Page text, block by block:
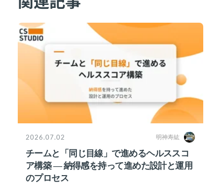
2026.07.02 明神寿紘
チームと「同じ目線」で進めるヘルススコ
ア構築 ― 納得感を持って進めた設計と運用
のプロセス